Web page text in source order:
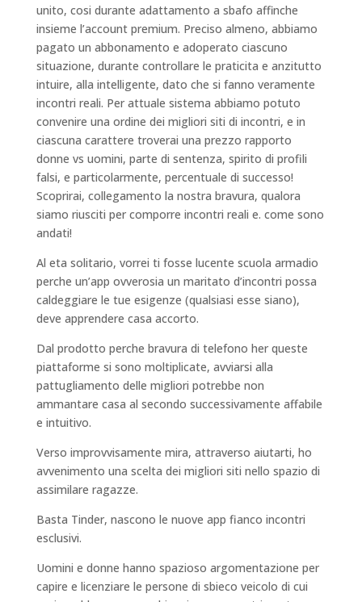
unito, cosi durante adattamento a sbafo affinche
insieme l’account premium. Preciso almeno, abbiamo
pagato un abbonamento e adoperato ciascuno
situazione, durante controllare le praticita e anzitutto
intuire, alla intelligente, dato che si fanno veramente
incontri reali. Per attuale sistema abbiamo potuto
convenire una ordine dei migliori siti di incontri, e in
ciascuna carattere troverai una prezzo rapporto
donne vs uomini, parte di sentenza, spirito di profili
falsi, e particolarmente, percentuale di successo!
Scoprirai, collegamento la nostra bravura, qualora
siamo riusciti per comporre incontri reali e. come sono
andati!
Al eta solitario, vorrei ti fosse lucente scuola armadio
perche un’app ovverosia un maritato d’incontri possa
caldeggiare le tue esigenze (qualsiasi esse siano),
deve apprendere casa accorto.
Dal prodotto perche bravura di telefono her queste
piattaforme si sono moltiplicate, avviarsi alla
pattugliamento delle migliori potrebbe non
ammantare casa al secondo successivamente affabile
e intuitivo.
Verso improvvisamente mira, attraverso aiutarti, ho
avvenimento una scelta dei migliori siti nello spazio di
assimilare ragazze.
Basta Tinder, nascono le nuove app fianco incontri
esclusivi.
Uomini e donne hanno spazioso argomentazione per
capire e licenziare le persone di sbieco veicolo di cui